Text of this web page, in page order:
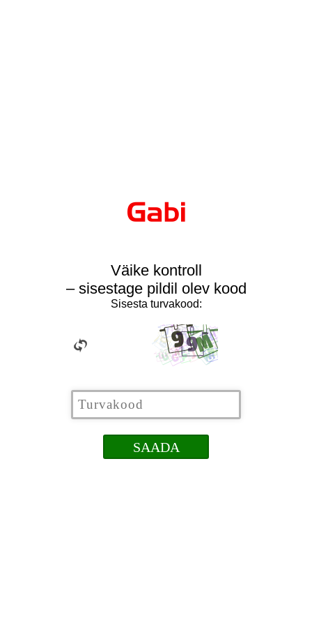
Väike kontroll
– sisestage pildil olev kood
Sisesta turvakood: